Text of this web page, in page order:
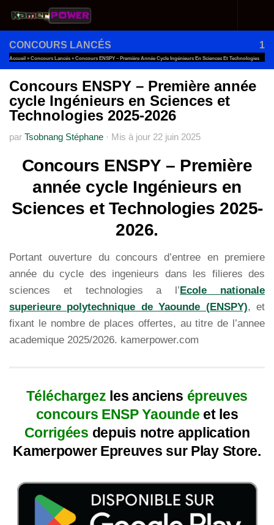
Au dessous du contenu
CONCOURS LANCÉS 1
Accueil » Concours Lancés » Concours ENSPY – Première Année Cycle Ingénieurs En Sciences Et Technologies
2025-2026
Concours ENSPY – Première année
cycle Ingénieurs en Sciences et
Technologies 2025-2026
par Tsobnang Stéphane · Mis à jour 22 juin 2025
Concours ENSPY – Première
année cycle Ingénieurs en
Sciences et Technologies 2025-
2026.
Portant ouverture du concours d’entree en premiere
année du cycle des ingenieurs dans les filieres des
sciences et technologies a l’Ecole nationale
superieure polytechnique de Yaounde (ENSPY), et
fixant le nombre de places offertes, au titre de l’annee
academique 2025/2026. kamerpower.com
Téléchargez les anciens épreuves
concours ENSP Yaounde et les
Corrigées depuis notre application
Kamerpower Epreuves sur Play Store.